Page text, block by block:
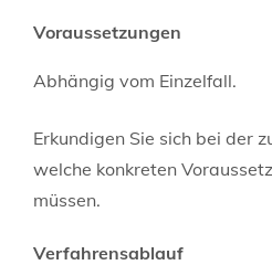
Voraussetzungen
Abhängig vom Einzelfall.
Erkundigen Sie sich bei der
welche konkreten
müssen.
Verfahrensablauf